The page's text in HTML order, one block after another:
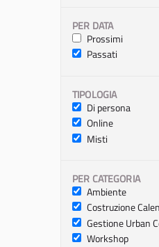
PER DATA
Prossimi
Passati
TIPOLOGIA
Di persona
Online
Misti
PER CATEGORIA
Ambiente
Costruzione
Gestione Urban
Workshop